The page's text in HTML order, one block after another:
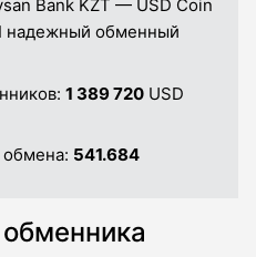
Bank KZT — USD Coin
надежный обменный
1 389 720 USD
541.684